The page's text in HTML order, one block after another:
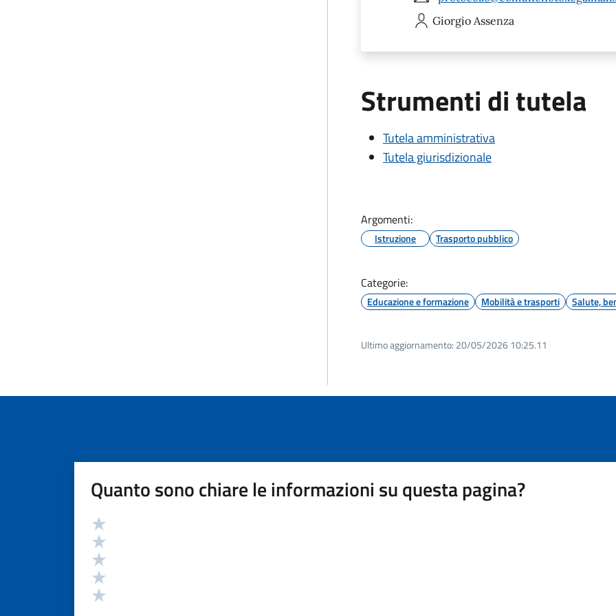
Giorgio Assenza
Strumenti di tutela
Tutela amministrativa
Tutela giurisdizionale
Argomenti:
Istruzione Trasporto pubblico
Categorie:
Educazione e formazione Mobilità e trasporti Salute,
Ultimo aggiornamento: 20/05/2026 10:25.11
Quanto sono chiare le informazioni su questa pagina?
Valutazione